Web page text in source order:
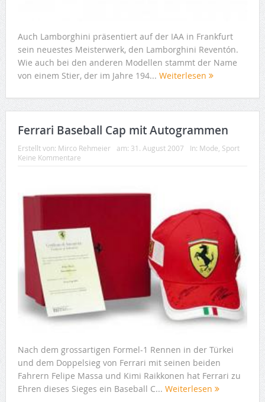
Auch Lamborghini präsentiert auf der IAA in Frankfurt
sein neuestes Meisterwerk, den Lamborghini Reventón.
Wie auch bei den anderen Modellen stammt der Name
von einem Stier, der im Jahre 194... Weiterlesen
Ferrari Baseball Cap mit Autogrammen
Erstellt von: Mirco Rehmeier am: 31. August 2007 In: Mode, Sport
Keine Kommentare
Nach dem grossartigen Formel-1 Rennen in der Türkei
und dem Doppelsieg von Ferrari mit seinen beiden
Fahrern Felipe Massa und Kimi Raikkonen hat Ferrari zu
Ehren dieses Sieges ein Baseball C... Weiterlesen